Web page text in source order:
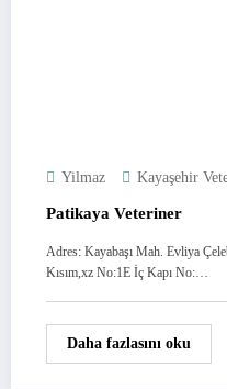
Yilmaz Kayaşehir
Patikaya Veteriner
Adres: Kayabaşı Mah. Evliya
Kısım,xz No:1E İç Kapı No:…
Daha fazlasını oku